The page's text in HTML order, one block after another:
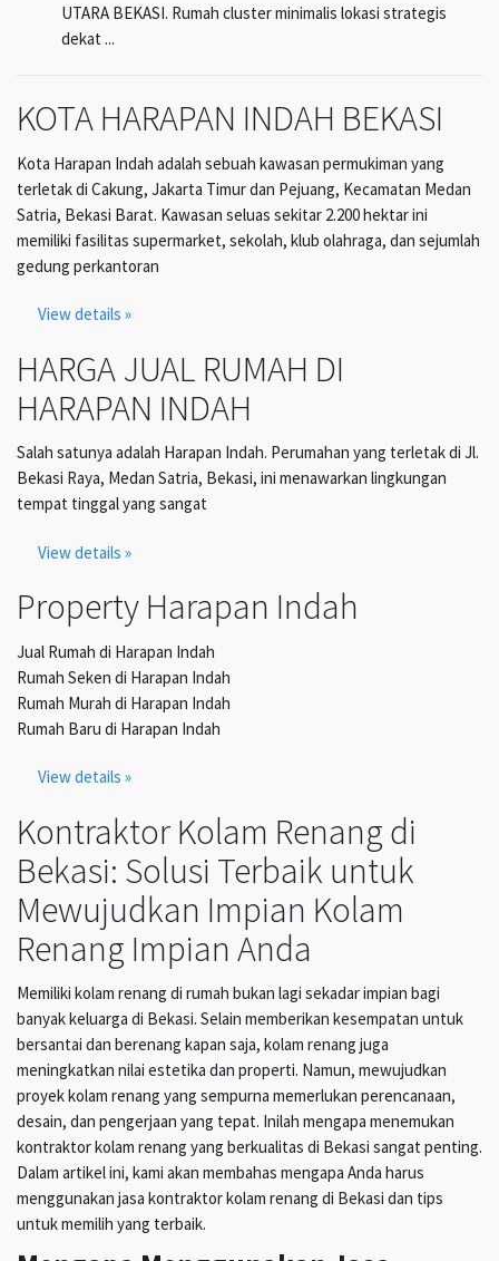
UTARA BEKASI. Rumah cluster minimalis lokasi strategis
dekat ...
KOTA HARAPAN INDAH BEKASI
Kota Harapan Indah adalah sebuah kawasan permukiman yang
terletak di Cakung, Jakarta Timur dan Pejuang, Kecamatan Medan
Satria, Bekasi Barat. Kawasan seluas sekitar 2.200 hektar ini
memiliki fasilitas supermarket, sekolah, klub olahraga, dan sejumlah
gedung perkantoran
View details »
HARGA JUAL RUMAH DI
HARAPAN INDAH
Salah satunya adalah Harapan Indah. Perumahan yang terletak di Jl.
Bekasi Raya, Medan Satria, Bekasi, ini menawarkan lingkungan
tempat tinggal yang sangat
View details »
Property Harapan Indah
Jual Rumah di Harapan Indah
Rumah Seken di Harapan Indah
Rumah Murah di Harapan Indah
Rumah Baru di Harapan Indah
View details »
Kontraktor Kolam Renang di
Bekasi: Solusi Terbaik untuk
Mewujudkan Impian Kolam
Renang Impian Anda
Memiliki kolam renang di rumah bukan lagi sekadar impian bagi
banyak keluarga di Bekasi. Selain memberikan kesempatan untuk
bersantai dan berenang kapan saja, kolam renang juga
meningkatkan nilai estetika dan properti. Namun, mewujudkan
proyek kolam renang yang sempurna memerlukan perencanaan,
desain, dan pengerjaan yang tepat. Inilah mengapa menemukan
kontraktor kolam renang yang berkualitas di Bekasi sangat penting.
Dalam artikel ini, kami akan membahas mengapa Anda harus
menggunakan jasa kontraktor kolam renang di Bekasi dan tips
untuk memilih yang terbaik.